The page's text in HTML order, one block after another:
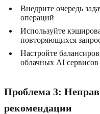
Внедрите очередь
операций
Используйте
повторяющихся
Настройте
облачных AI сервисов
Проблема 3:
рекомендации